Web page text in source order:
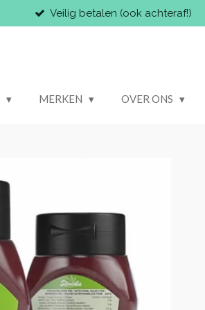
Veilig betalen (ook achteraf!)
MERKEN OVER ONS